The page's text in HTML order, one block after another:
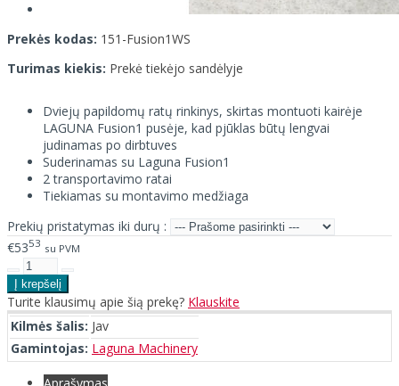
Prekės kodas: 151-Fusion1WS
Turimas kiekis: Prekė tiekėjo sandėlyje
Dviejų papildomų ratų rinkinys, skirtas montuoti kairėje
LAGUNA Fusion1 pusėje, kad pjūklas būtų lengvai
judinamas po dirbtuves
Suderinamas su Laguna Fusion1
2 transportavimo ratai
Tiekiamas su montavimo medžiaga
Prekių pristatymas iki durų :
€5353 su PVM
Turite klausimų apie šią prekę? Klauskite
Kilmės šalis: Jav
Gamintojas: Laguna Machinery